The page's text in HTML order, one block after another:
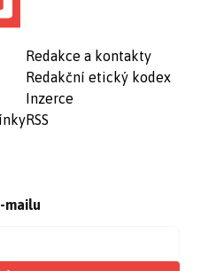
Redakce a kontakty
Redakční etický kodex
Inzerce
RSS
mailu